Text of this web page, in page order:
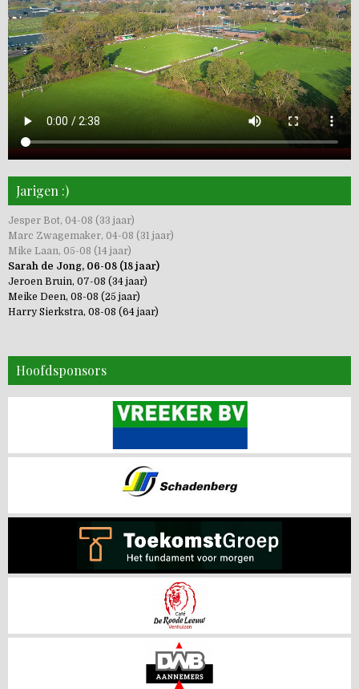
Jarigen :)
Jesper Bot, 04-08 (33 jaar)
Marc Zwagemaker, 04-08 (31 jaar)
Mike Laan, 05-08 (14 jaar)
Sarah de Jong, 06-08 (18 jaar)
Jeroen Bruin, 07-08 (34 jaar)
Meike Deen, 08-08 (25 jaar)
Harry Sierkstra, 08-08 (64 jaar)
Hoofdsponsors